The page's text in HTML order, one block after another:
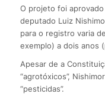
O projeto foi
deputado Luiz
para o registro varia
exemplo) a dois anos
Apesar de a
“agrotóxicos”,
“pesticidas”.